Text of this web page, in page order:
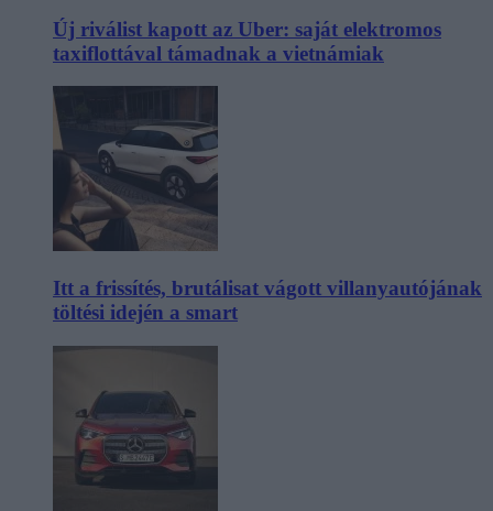
Új riválist kapott az Uber: saját elektromos
taxiflottával támadnak a vietnámiak
Itt a frissítés, brutálisat vágott villanyautójának
töltési idején a smart